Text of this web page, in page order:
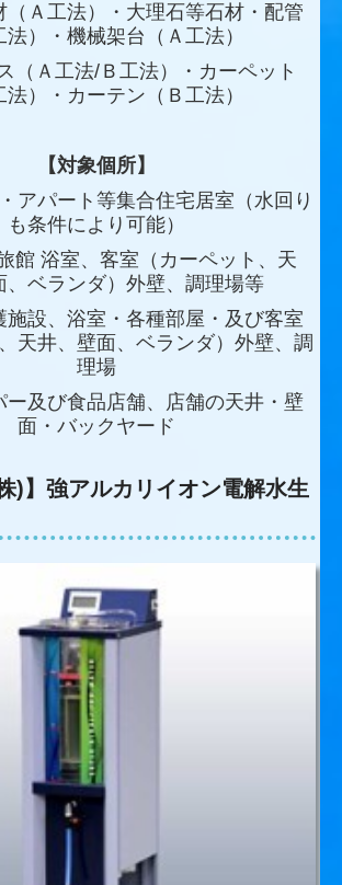
（Ａ工法）・大理石等石材・配管
法）・機械架台（Ａ工法）
（Ａ工法/Ｂ工法）・カーペット
法）・カーテン（Ｂ工法）
【対象個所】
アパート等集合住宅居室（水回り
も条件により可能）
館 浴室、客室（カーペット、天
、ベランダ）外壁、調理場等
施設、浴室・各種部屋・及び客室
天井、壁面、ベランダ）外壁、調
理場
ー及び食品店舗、店舗の天井・壁
面・バックヤード
)】強アルカリイオン電解水生